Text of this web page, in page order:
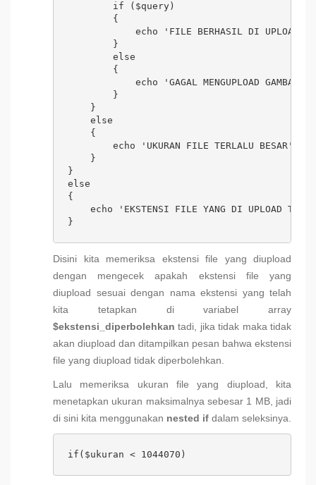
        if ($query)
        {
            echo 'FILE BERHASIL DI UPLOAD';
        }
        else
        {
            echo 'GAGAL MENGUPLOAD GAMBAR';
        }
    }
    else
    {
        echo 'UKURAN FILE TERLALU BESAR';
    }
}
else
{
echo 'EKSTENSI FILE YANG DI UPLOAD
}
Disini kita memeriksa ekstensi file yang diupload
dengan mengecek apakah ekstensi file yang
diupload sesuai dengan nama ekstensi yang telah
kita tetapkan di variabel array
$ekstensi_diperbolehkan tadi, jika tidak maka tidak
akan diupload dan ditampilkan pesan bahwa ekstensi
file yang diupload tidak diperbolehkan.
Lalu memeriksa ukuran file yang diupload, kita
menetapkan ukuran maksimalnya sebesar 1 MB, jadi
di sini kita menggunakan nested if dalam seleksinya.
if($ukuran < 1044070)